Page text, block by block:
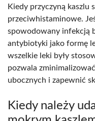
Kiedy przyczyną kaszlu
przeciwhistaminowe.
spowodowany infekcją
antybiotyki jako formę
wszelkie leki były
pozwala
ubocznych i zapewnić
Kiedy należy